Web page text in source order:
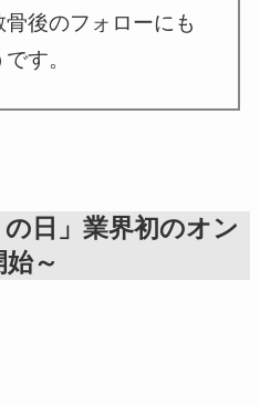
後のフォローにも
す。
日」業界初のオン
～